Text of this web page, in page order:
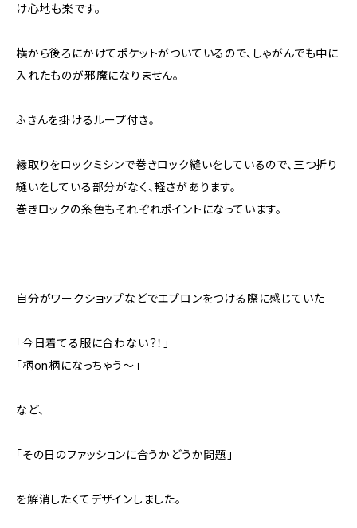
け心地も楽です。
横から後ろにかけてポケットがついているので、しゃがんでも中に
入れたものが邪魔になりません。
ふきんを掛けるループ付き。
縁取りをロックミシンで巻きロック縫いをしているので、三つ折り
縫いをしている部分がなく、軽さがあります。
巻きロックの糸色もそれぞれポイントになっています。
自分がワークショップなどでエプロンをつける際に感じていた
「今日着てる服に合わない？！」
「柄on柄になっちゃう〜」
など、
「その日のファッションに合うかどうか問題」
を解消したくてデザインしました。